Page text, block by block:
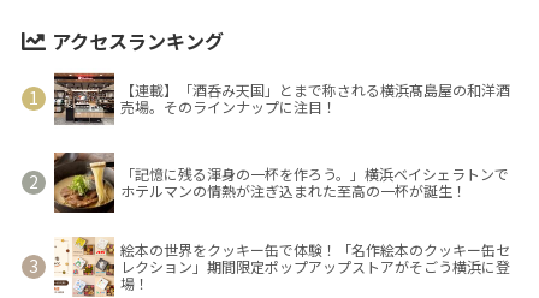
アクセスランキング
【連載】「酒呑み天国」とまで称される横浜髙島屋の和洋酒
売場。そのラインナップに注目！
「記憶に残る渾身の一杯を作ろう。」横浜ベイシェラトンで
ホテルマンの情熱が注ぎ込まれた至高の一杯が誕生！
絵本の世界をクッキー缶で体験！「名作絵本のクッキー缶セ
レクション」期間限定ポップアップストアがそごう横浜に登
場！